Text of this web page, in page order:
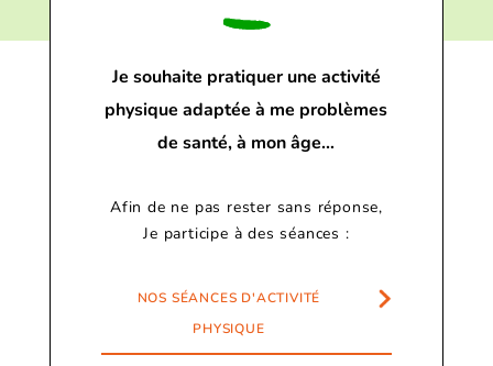
Je souhaite pratiquer une activité
physique adaptée à me problèmes
de santé, à mon âge…
Afin de ne pas rester sans réponse,
Je participe à des séances :
NOS SÉANCES D'ACTIVITÉ
PHYSIQUE